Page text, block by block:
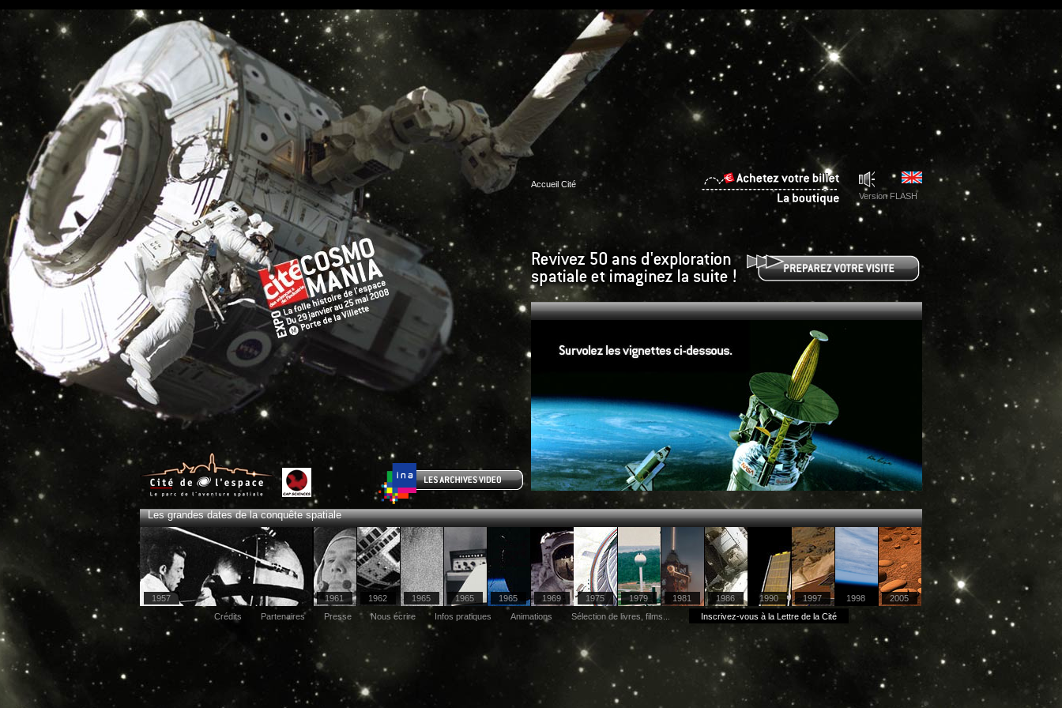
Accueil Cité
Version FLASH
Les grandes dates de la conquête spatiale
1957 1961 1962 1965 1965 1965 1969 1975 1979 1981 1986 1990 1997 1998
2005
Crédits
Partenaires Presse Nous écrire Infos pratiques Animations Sélection de livres, films... Inscrivez-vous à la Lettre de la Cité